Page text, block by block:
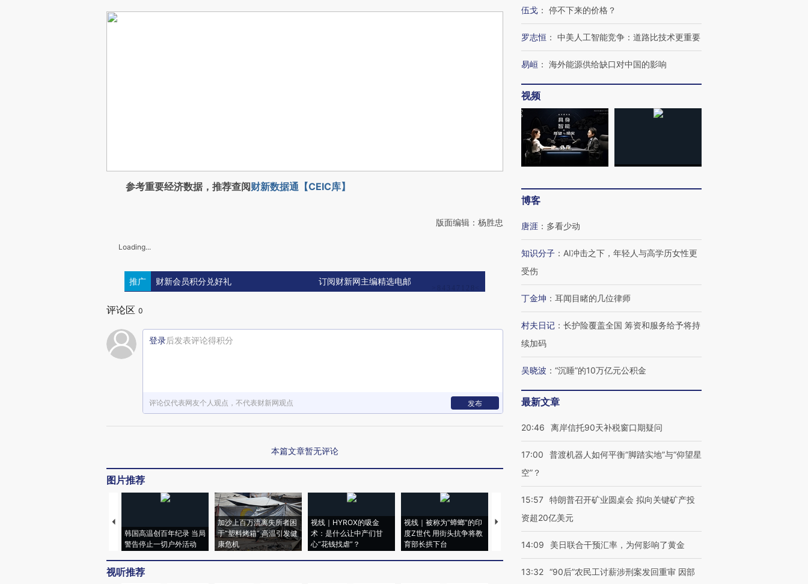
参考重要经济数据，推荐查阅财新数据通【CEIC库】
版面编辑：杨胜忠
Loading...
推广 财新会员积分兑好礼 订阅财新网主编精选电邮
评论区 0
登录后发表评论得积分
评论仅代表网友个人观点，不代表财新网观点 发布
本篇文章暂无评论
图片推荐
韩国高温创百年纪录 当局
警告停止一切户外活动
加沙上百万流离失所者困
于“塑料烤箱” 高温引发健
康危机
视线｜HYROX的吸金
术：是什么让中产们甘
心“花钱找虐”？
视线｜被称为“蟑螂”的印
度Z世代 用街头抗争将教
育部长拱下台
视线｜“入侵”还是“人道危
机”？难民潮撕裂西班牙
飞地休达
128毫米 紧急转移近
4000人
雨 3小时累计雨量超80毫
米
视听推荐
伍戈 ： 停不下来的价格？
罗志恒 ： 中美人工智能竞争：道路比技术更重要
易峘 ： 海外能源供给缺口对中国的影响
视频
博客
唐涯 ： 多看少动
知识分子 ： AI冲击之下，年轻人与高学历女性更
受伤
丁金坤 ： 耳闻目睹的几位律师
村夫日记 ： 长护险覆盖全国 筹资和服务给予将持
续加码
吴晓波 ： “沉睡”的10万亿元公积金
最新文章
20:46 离岸信托90天补税窗口期疑问
17:00
普渡机器人如何平衡“脚踏实地”与“仰望星
空”？
15:57 特朗普召开矿业圆桌会 拟向关键矿产投
资超20亿美元
14:09 美日联合干预汇率，为何影响了黄金
13:32 “90后”农民工讨薪涉刑案发回重审 因部